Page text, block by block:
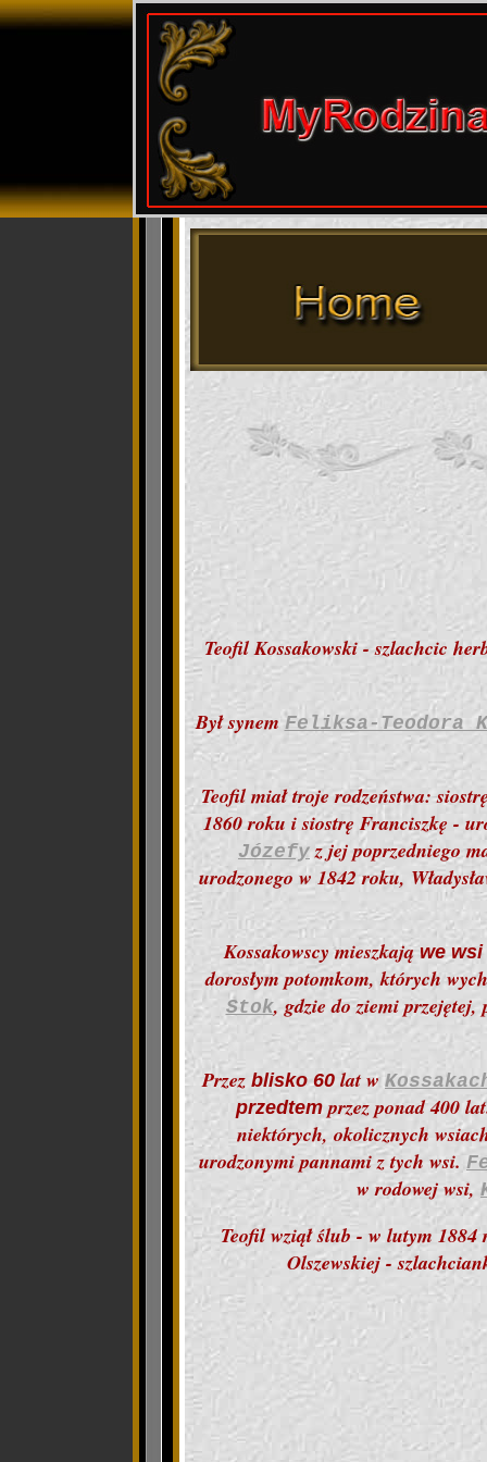
Teofil Kossakowski - szlachcic
Był synem Feliksa-Teodora
Teofil miał troje rodzeństwa:
1860 roku i siostrę Franciszkę -
Józefy z jej poprzedniego
urodzonego w 1842 roku,
Kossakowscy mieszkająwe wsi
dorosłym potomkom, których
Stok, gdzie do ziemi przejętej,
Przez blisko 60 lat w
przedtemprzez ponad 400
niektórych, okolicznych
urodzonymi pannami z tych wsi.
w rodowej wsi,
Teofil wziąłślub - w lutym
Olszewskiej -